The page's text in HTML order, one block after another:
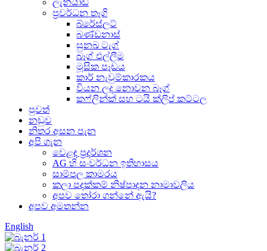
ලැන්යාඩ්
ප්‍රවර්ධන තෑගි
බ්රේස්ලට්
බණ්ඩනාස්
සුනඛ ටැග්
බෑග් එල්ලීම
මූසික පෑඩය
කාර් නැවුම්කාරකය
වියන ලද නොවන බෑග්
කෆ්ලින්ක් සහ ටයි ක්ලිප් කට්ටල
පුවත්
නඩුව
නිතර අසන පැන
අපි ගැන
වෙළඳ ප්‍රදර්ශන
AG හි සංවර්ධන ඉතිහාසය
සාම්පල කාමරය
කලා පදක්කම් නිෂ්පාදන නාමාවලිය
අපව තෝරා ගන්නේ ඇයි?
අපව අමතන්න
English